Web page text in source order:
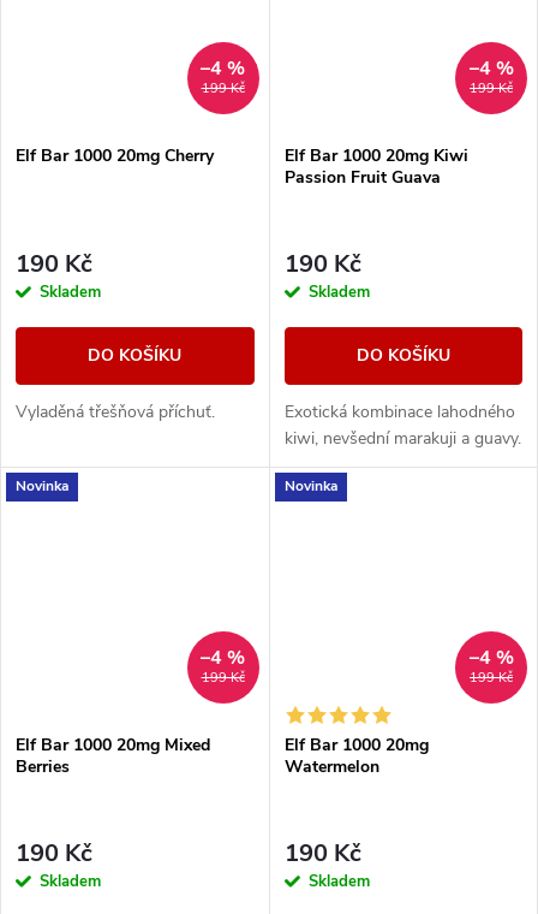
199 Kč
–4 %
Elf Bar 1000 20mg Cherry
190 Kč
Skladem
DO KOŠÍKU
Vyladěná třešňová příchuť.
199 Kč
–4 %
Elf Bar 1000 20mg Kiwi
Passion Fruit Guava
190 Kč
Skladem
DO KOŠÍKU
Exotická kombinace lahodného
kiwi, nevšední marakuji a guavy.
Novinka
199 Kč
–4 %
Elf Bar 1000 20mg Mixed
Berries
190 Kč
Skladem
Novinka
199 Kč
–4 %
Elf Bar 1000 20mg
Watermelon
190 Kč
Skladem